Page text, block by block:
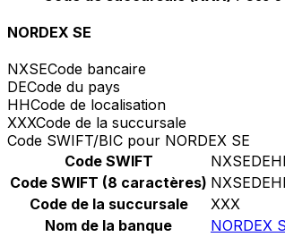
NORDEX SE
NXSECode bancaire
DECode du pays
HHCode de localisation
XXXCode de la succursale
Code SWIFT/BIC pour NORDEX SE
Code SWIFT
Code SWIFT (8 caractères)
Code de la succursale
XXX
Nom de la banque
NORDEX